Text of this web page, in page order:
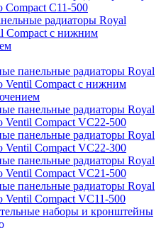
Compact C11-500
радиаторы Royal
Compact с нижним
панельные радиаторы Royal
Ventil Compact с нижним
панельные радиаторы Royal
Ventil Compact VC22-500
панельные радиаторы Royal
Ventil Compact VC22-300
панельные радиаторы Royal
Ventil Compact VC21-500
панельные радиаторы Royal
Ventil Compact VC11-500
наборы и кронштейны